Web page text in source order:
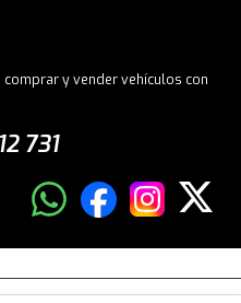
y vender vehículos con
731